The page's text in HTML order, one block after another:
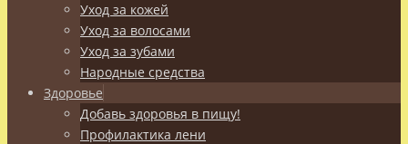
Уход за кожей
Уход за волосами
Уход за зубами
Народные средства
Здоровье
Добавь здоровья в пищу!
Профилактика лени